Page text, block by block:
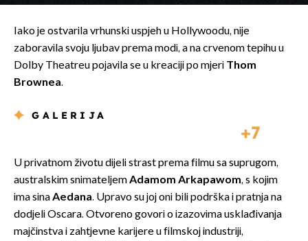
Iako je ostvarila vrhunski uspjeh u Hollywoodu, nije
zaboravila svoju ljubav prema modi, a na crvenom tepihu u
Dolby Theatreu pojavila se u kreaciji po mjeri Thom
Brownea.
GALERIJA
7
U privatnom životu dijeli strast prema filmu sa suprugom,
australskim snimateljemAdamom Arkapawom, s kojim
ima sinaAedana. Upravo su joj oni bili podrška i pratnja na
dodjeli Oscara. Otvoreno govori o izazovima usklađivanja
majčinstva i zahtjevne karijere u filmskoj industriji,